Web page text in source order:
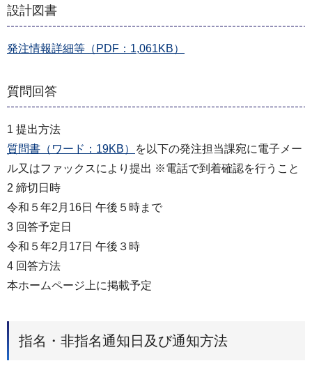
設計図書
発注情報詳細等（PDF：1,061KB）
質問回答
1 提出⽅法
質問書（ワード：19KB）
を以下の発注担当課宛に電⼦メー
ル⼜はファックスにより提出 ※電話で到着確認を⾏うこと
2 締切⽇時
令和５年2⽉16⽇ 午後５時まで
3 回答予定⽇
令和５年2⽉17⽇ 午後３時
4 回答⽅法
本ホームページ上に掲載予定
指名・非指名通知日及び通知方法